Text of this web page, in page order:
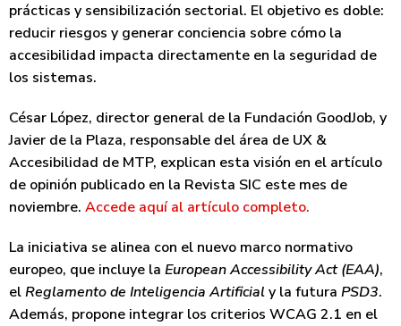
prácticas y sensibilización sectorial. El objetivo es doble:
reducir riesgos y generar conciencia sobre cómo la
accesibilidad impacta directamente en la seguridad de
los sistemas.
César López, director general de la Fundación GoodJob, y
Javier de la Plaza, responsable del área de UX &
Accesibilidad de MTP, explican esta visión en el artículo
de opinión publicado en la Revista SIC este mes de
noviembre. Accede aquí al artículo completo.
La iniciativa se alinea con el nuevo marco normativo
europeo, que incluye la European Accessibility Act (EAA),
elReglamento de Inteligencia Artificialy la futura PSD3.
Además, propone integrar los criterios WCAG 2.1 en el